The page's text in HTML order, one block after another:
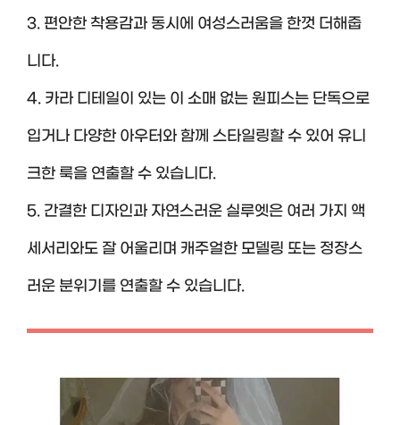
3. 편안한 착용감과 동시에 여성스러움을 한껏 더해줍
니다.
4. 카라 디테일이 있는 이 소매 없는 원피스는 단독으로
입거나 다양한 아우터와 함께 스타일링할 수 있어 유니
크한 룩을 연출할 수 있습니다.
5. 간결한 디자인과 자연스러운 실루엣은 여러 가지 액
세서리와도 잘 어울리며 캐주얼한 모델링 또는 정장스
러운 분위기를 연출할 수 있습니다.